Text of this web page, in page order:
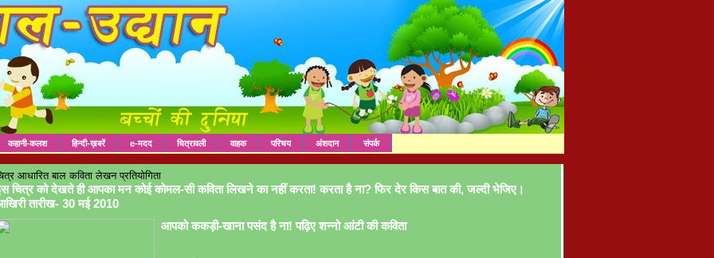
कहानी-कलश हिन्दी-ख़बरें e-मदद चित्रावली वाहक परिचय अंशदान संपर्क
आधारित बाल कविता लेखन प्रतियोगिता
चित्र को देखते ही आपका मन कोई कोमल-सी कविता लिखने का नहीं करता! करता है ना? फिर देर किस बात की, जल्दी भेजिए।
तारीख- 30 मई 2010
आपको ककड़ी-खाना पसंद है ना! पढ़िए शन्नो आंटी की कविता